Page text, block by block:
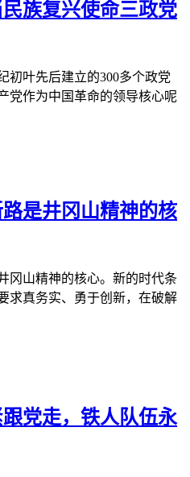
族复兴使命三政党
初叶先后建立的300多个政党
党作为中国革命的领导核心呢
是井冈山精神的核
冈山精神的核心。新的时代条
求真务实、勇于创新，在破解
跟党走，铁人队伍永